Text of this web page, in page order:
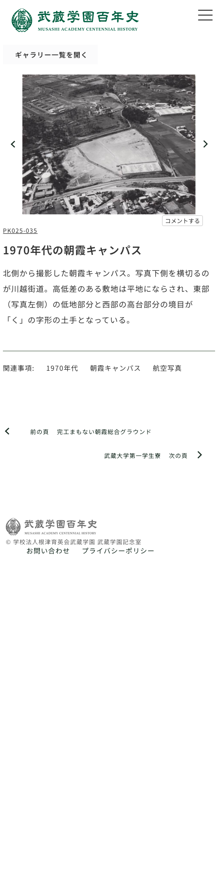
ギャラリー一覧を開く
コメントする
PK025-035
1970年代の朝霞キャンパス
北側から撮影した朝霞キャンパス。写真下側を横切るの
が川越街道。高低差のある敷地は平地にならされ、東部
（写真左側）の低地部分と西部の高台部分の境目が
「く」の字形の土手となっている。
関連事項: 1970年代 朝霞キャンパス 航空写真
前の頁 完工まもない朝霞総合グラウンド
次の頁
武蔵大学第一学生寮
© 学校法人根津育英会武蔵学園 武蔵学園記念室
お問い合わせ プライバシーポリシー